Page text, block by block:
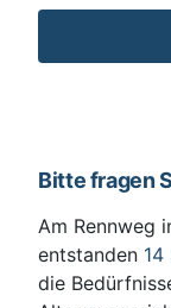
Bitte fragen
Am Rennweg
entstanden 14
die